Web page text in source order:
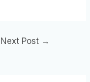
Next Post →